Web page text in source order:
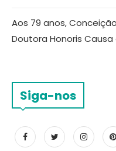
Aos 79 anos,
Doutora Honoris Causa
Siga-nos